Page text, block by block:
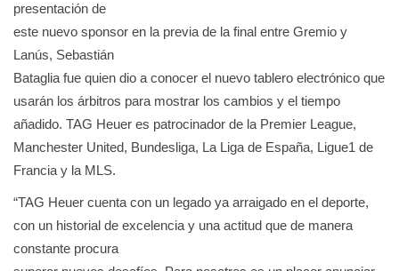
presentación de
este nuevo sponsor en la previa de la final entre Gremio y
Lanús, Sebastián
Bataglia fue quien dio a conocer el nuevo tablero electrónico que
usarán los árbitros para mostrar los cambios y el tiempo
añadido. TAG Heuer es patrocinador de la Premier League,
Manchester United, Bundesliga, La Liga de España, Ligue1 de
Francia y la MLS.
“TAG Heuer cuenta con un legado ya arraigado en el deporte,
con un historial de excelencia y una actitud que de manera
constante procura